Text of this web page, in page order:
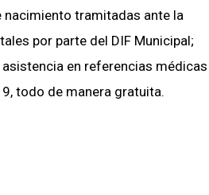
nacimiento tramitadas ante la
por parte del DIF Municipal;
en referencias médicas
todo de manera gratuita.